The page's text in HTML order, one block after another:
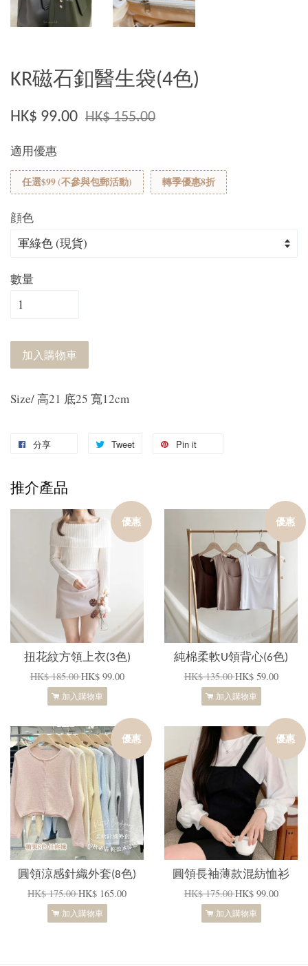
KR磁石釦醫生袋(4色)
HK$ 99.00 HK$ 155.00
適用優惠
任選$99 (不參與包郵活動) 轉季優惠8折
顔色
數量
加入購物車
Size/ 高21 底25 寬12cm
分享 Tweet Pin it
推介產品
優惠
扭花紋方領上衣(3色)
HK$ 185.00HK$ 99.00
加入購物車
優惠
純棉柔軟U領背心(6色)
HK$ 135.00HK$ 59.00
加入購物車
優惠
圓領涼感針織外套(8色)
HK$ 175.00HK$ 165.00
加入購物車
優惠
圓領長袖薄款混紡恤衫
HK$ 175.00HK$ 99.00
加入購物車